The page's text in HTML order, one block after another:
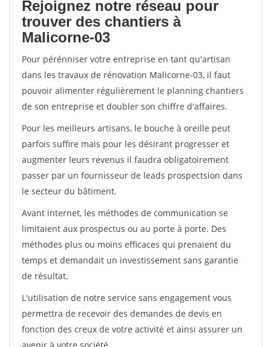
Rejoignez notre réseau pour
trouver des chantiers à
Malicorne-03
Pour pérénniser votre entreprise en tant qu'artisan
dans les travaux de rénovation Malicorne-03, il faut
pouvoir alimenter régulièrement le planning chantiers
de son entreprise et doubler son chiffre d'affaires.
Pour les meilleurs artisans, le bouche à oreille peut
parfois suffire mais pour les désirant progresser et
augmenter leurs revenus il faudra obligatoirement
passer par un fournisseur de leads prospectsion dans
le secteur du bâtiment.
Avant internet, les méthodes de communication se
limitaient aux prospectus ou au porte à porte. Des
méthodes plus ou moins efficaces qui prenaient du
temps et demandait un investissement sans garantie
de résultat.
L'utilisation de notre service sans engagement vous
permettra de recevoir des demandes de devis en
fonction des creux de votre activité et ainsi assurer un